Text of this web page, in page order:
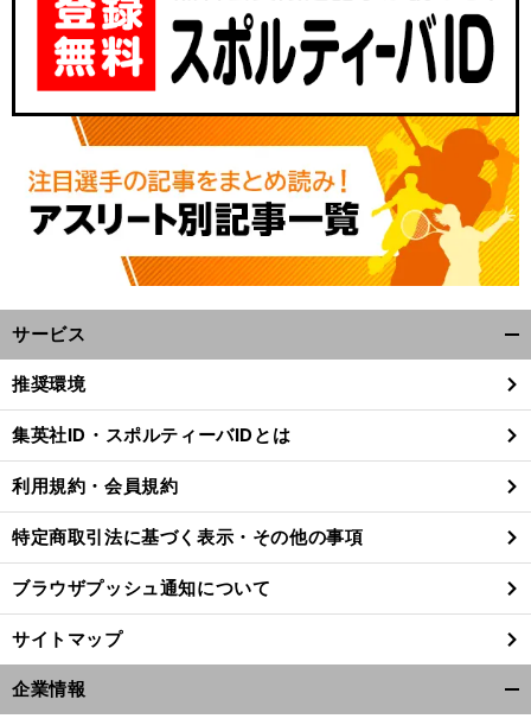
サービス
閉
る
推奨環境
集英社ID・スポルティーバIDとは
利用規約・会員規約
特定商取引法に基づく表示・その他の事項
ブラウザプッシュ通知について
サイトマップ
企業情報